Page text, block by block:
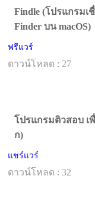
Findle (โปรแกรมเ
Finder บน macOS)
ฟรีแวร์
ดาวน์โหลด : 27
โปรแกรมติวสอบ เ
ก)
แชร์แวร์
ดาวน์โหลด : 32